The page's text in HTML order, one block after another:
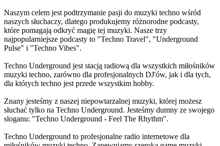
Naszym celem jest podtrzymanie pasji do muzyki techno wśród
naszych słuchaczy, dlatego produkujemy różnorodne podcasty,
które pomagają odkryć magię tej muzyki. Nasze trzy
najpopularniejsze podcasty to "Techno Travel", "Underground
Pulse" i "Techno Vibes".
Techno Underground jest stacją radiową dla wszystkich miłośników
muzyki techno, zarówno dla profesjonalnych DJ'ów, jak i dla tych,
dla których techno jest przede wszystkim hobby.
Znany jesteśmy z naszej niepowtarzalnej muzyki, której możesz
słuchać tylko na Techno Underground. Jesteśmy dumny ze swojego
sloganu: "Techno Underground - Feel The Rhythm".
Techno Underground to profesjonalne radio internetowe dla